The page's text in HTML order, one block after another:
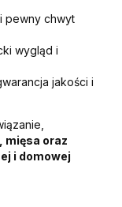
pewny chwyt
wygląd i
jakości i
mięsa oraz
i domowej